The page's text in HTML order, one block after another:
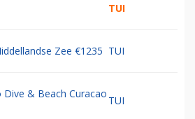
TUI
Zee €1235 TUI
Dive & Beach Curacao
TUI